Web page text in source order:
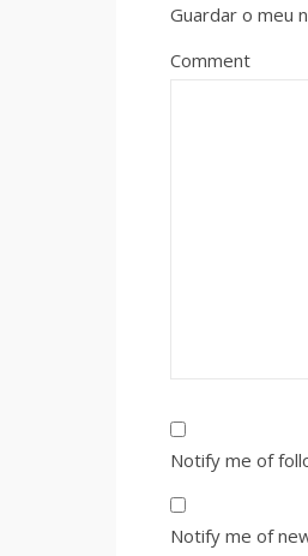
Guardar o meu
Comment
Notify me of
Notify me of